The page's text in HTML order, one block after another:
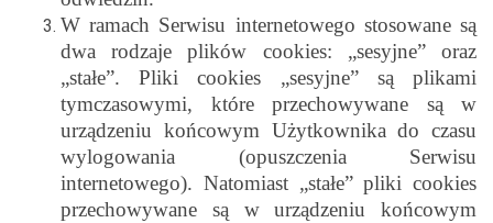
W ramach Serwisu internetowego stosowane są
dwa rodzaje plików cookies: „sesyjne” oraz
„stałe”. Pliki cookies „sesyjne” są plikami
tymczasowymi, które przechowywane są w
urządzeniu końcowym Użytkownika do czasu
wylogowania (opuszczenia Serwisu
internetowego). Natomiast „stałe” pliki cookies
przechowywane są w urządzeniu końcowym